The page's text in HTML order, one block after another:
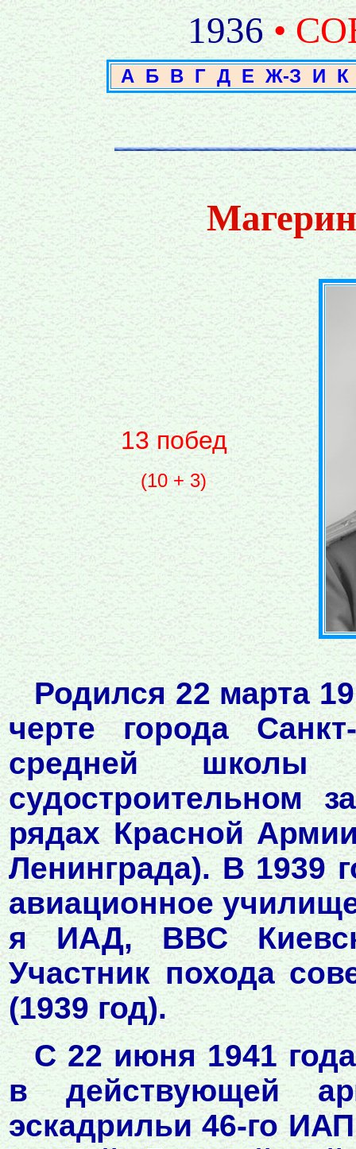
1936 •
А Б В Г Д Е Ж-З И К
13 побед
(10 + 3)
Родился 22 марта
черте города
средней
судостроительном
рядах Красной
Ленинграда). В 1939
авиационное
я ИАД, ВВС
Участник похода
(1939 год).
С 22 июня 1941
в действующей
эскадрильи 46-го